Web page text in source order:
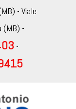
- Viale
(MB) -
-